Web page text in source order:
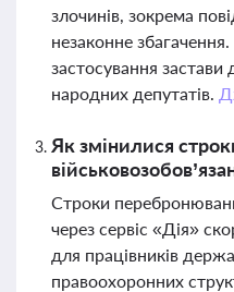
злочинів, зокрема
незаконне
застосування
народних депутатів.
Як змінилися
Строки
через сервіс «Дія»
для працівників
правоохоронних